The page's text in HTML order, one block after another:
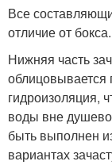
Все
отличие от бокса.
Нижняя часть
облицовывается
гидроизоляция,
воды вне
быть выполнен
вариантах